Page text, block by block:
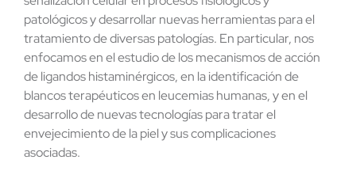
Contacto
patológicos y desarrollar nuevas herramientas para el
tratamiento de diversas patologías. En particular, nos
enfocamos en el estudio de los mecanismos de acción
de ligandos histaminérgicos, en la identificación de
blancos terapéuticos en leucemias humanas, y en el
desarrollo de nuevas tecnologías para tratar el
envejecimiento de la piel y sus complicaciones
asociadas.